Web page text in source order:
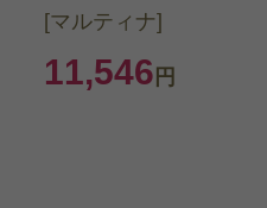
[マルティナ]
11,546 円